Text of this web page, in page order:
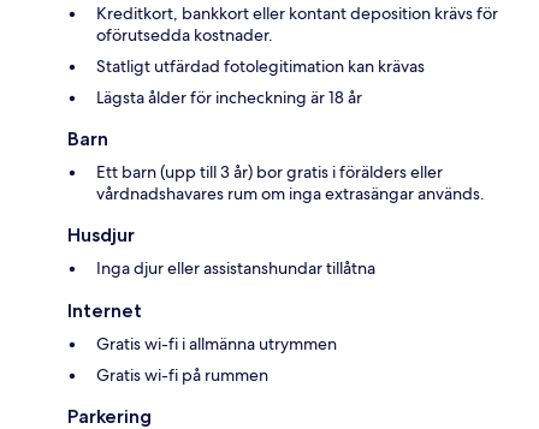
Kreditkort, bankkort eller kontant deposition krävs för
oförutsedda kostnader.
Statligt utfärdad fotolegitimation kan krävas
Lägsta ålder för incheckning är 18 år
Barn
Ett barn (upp till 3 år) bor gratis i förälders eller
vårdnadshavares rum om inga extrasängar används.
Husdjur
Inga djur eller assistanshundar tillåtna
Internet
Gratis wi-fi i allmänna utrymmen
Gratis wi-fi på rummen
Parkering